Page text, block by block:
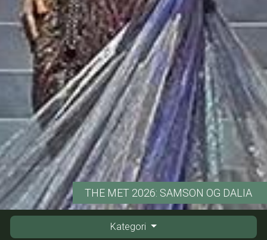
THE MET 2026: SAMSON OG DALIA
Kategori